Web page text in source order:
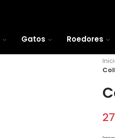
Gatos Roedores